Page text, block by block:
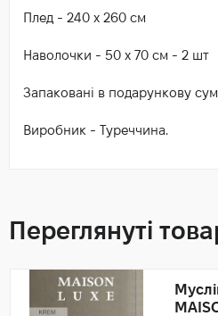
Плед - 240 х 260 см
Наволочки - 50 х 70 см - 2 шт
Запаковані в подарункову
Виробник - Туреччина.
Переглянуті